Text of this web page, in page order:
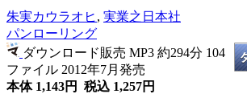
朱実カウラオヒ , 実業之日本社
パンローリング
ダウンロード販売 MP3 約294分 104
ファイル 2012年7月発売
本体 1,143円 税込 1,257円